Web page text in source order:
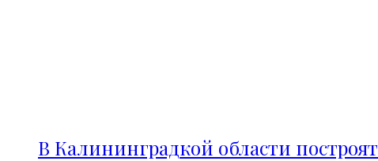
В Калининградкой области